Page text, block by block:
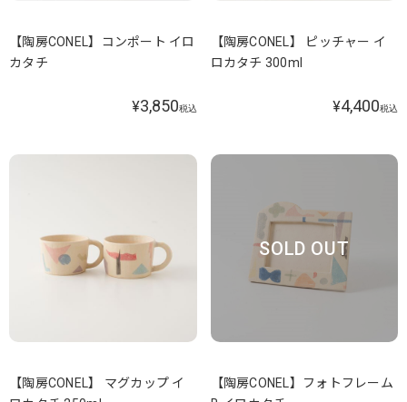
【陶房CONEL】コンポート イロ
カタチ
¥3,850税込
【陶房CONEL】 ピッチャー イ
ロカタチ 300ml
¥4,400税込
【陶房CONEL】 マグカップ イ
SOLD OUT
【陶房CONEL】フォトフレーム